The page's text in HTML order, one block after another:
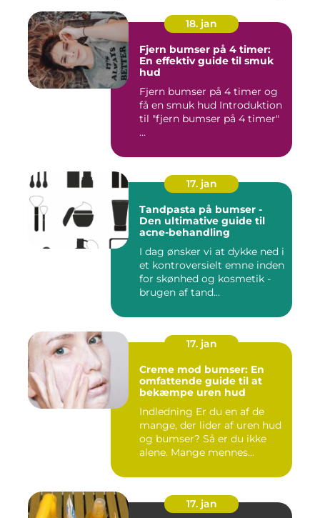
18. jan
Fjern bumser på 4 timer:
En effektiv guide til smuk
hud
Fjern bumser på 4 timer og
få en smuk hud Introduktion
til "fjern bumser på 4 timer"
...
17. jan
Tandpasta på bumser -
Den ultimative guide til
acne-behandling
I dag ønsker vi at dykke ned i
et kontroversielt emne inden
for skønhed og kosmetik -
brugen af tand...
17. jan
Creme mod bumser: En
omfattende guide til at
bekæmpe uren hud
Indledning Er du en af de
mange, der lider af uren hud
og bumser? Så er du ikke
alene. Mange mennes...
17. jan